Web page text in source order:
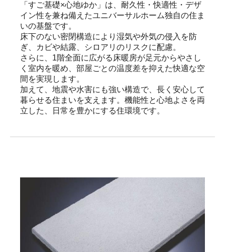
「すご基礎×心地ゆか」は、耐久性・快適性・デザ
イン性を兼ね備えたユニバーサルホーム独自の住ま
いの基盤です。
床下のない密閉構造により湿気や外気の侵入を防
ぎ、カビや結露、シロアリのリスクに配慮。
さらに、1階全面に広がる床暖房が足元からやさし
く室内を暖め、部屋ごとの温度差を抑えた快適な空
間を実現します。
加えて、地震や水害にも強い構造で、長く安心して
暮らせる住まいを支えます。機能性と心地よさを両
立した、日常を豊かにする住環境です。